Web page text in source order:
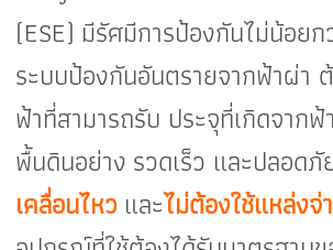
(ESE) มีรัศมีการป้องกันไม่น้อย
ระบบป้องกันอันตรายจากฟ้าผ่า
ฟ้าที่สามารถรับ ประจุที่เกิดจาก
พื้นดินอย่าง รวดเร็ว และปลอด
เคลื่อนไหว และไม่ต้องใช้แหล่งจ่